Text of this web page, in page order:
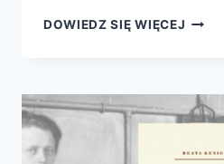
DOWIEDZ SIĘ WIĘCEJ 7
O
TYM,